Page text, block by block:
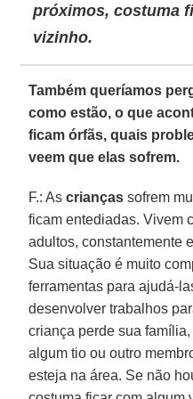
próximos, costuma
vizinho.
Também queríamos
como estão, o que
ficam órfãs, quais
veem que elas sofrem.
F.: Ascrianças sofrem
ficam entediadas. Vivem
adultos, constantemente
Sua situação é muito
ferramentas para ajudá-
desenvolver trabalhos
criança perde sua
algum tio ou outro
esteja na área. Se não